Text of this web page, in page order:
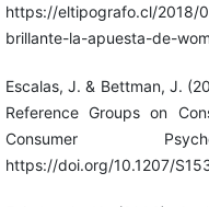
https://eltipografo.cl/2018/
brillante-la-apuesta-de-wom
Escalas, J. & Bettman, J.
Reference Groups on
Consumer
https://doi.org/10.1207/